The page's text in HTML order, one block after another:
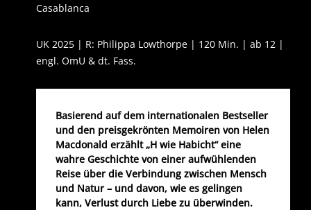
Basierend auf dem internationalen Bestseller
und den preisgekrönten Memoiren von Helen
Macdonald erzählt „H wie Habicht“ eine
wahre Geschichte von einer aufwühlenden
Reise über die Verbindung zwischen Mensch
und Natur – und davon, wie es gelingen
kann, Verlust durch Liebe zu überwinden.
Casablanca
UK 2025 | R: Philippa Lowthorpe | 120 Min. | ab 12 |
engl. OmU & dt. Fass.